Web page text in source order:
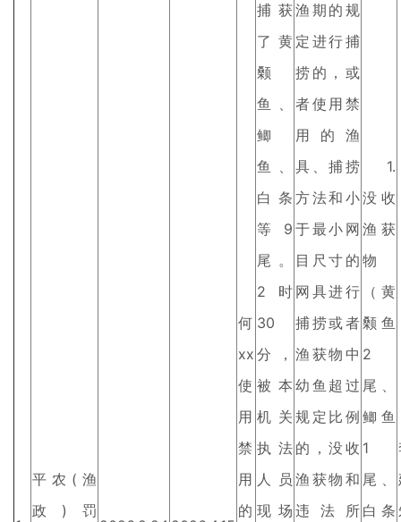
平农(渔
政)罚
何
xx
使
用
禁
用
的
捕获
了黄
颡
鱼、
鲫
鱼、
白条
等9
尾。
2时
30
分，
被本
机关
执法
人员
现场
渔期的规
定进行捕
捞的，或
者使用禁
用的渔
具、捕捞
方法和小
于最小网
目尺寸的
网具进行
捕捞或者
渔获物中
幼鱼超过
规定比例
的，没收
渔获物和
违法所
1.
没收
渔获
物
（黄
颡鱼
2
尾、
鲫鱼
1
尾、
白条